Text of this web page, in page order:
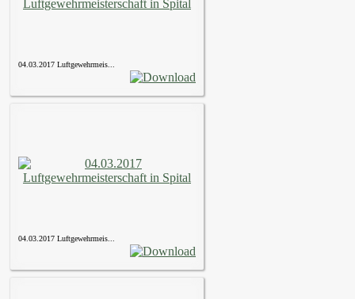
04.03.2017 Luftgewehrmeis...
04.03.2017 Luftgewehrmeis...